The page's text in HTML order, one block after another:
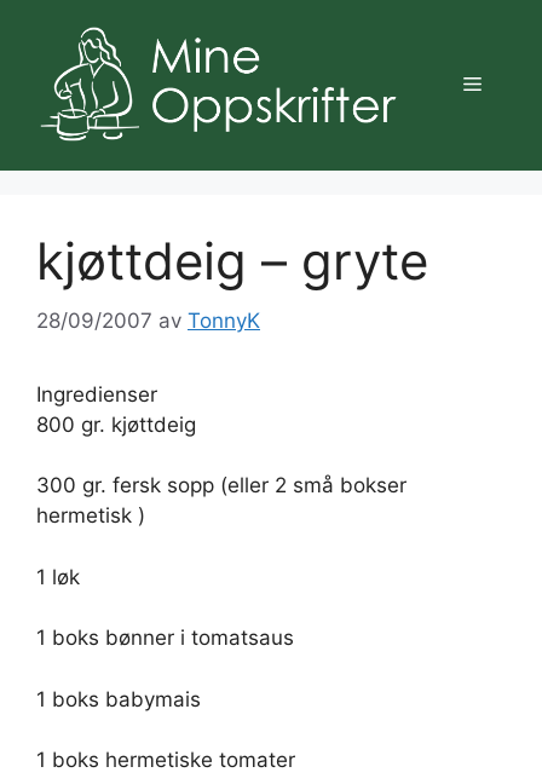
innhold
Meny
kjøttdeig – gryte
28/09/2007 av TonnyK
Ingredienser
800 gr. kjøttdeig
300 gr. fersk sopp (eller 2 små bokser
hermetisk )
1 løk
1 boks bønner i tomatsaus
1 boks babymais
1 boks hermetiske tomater